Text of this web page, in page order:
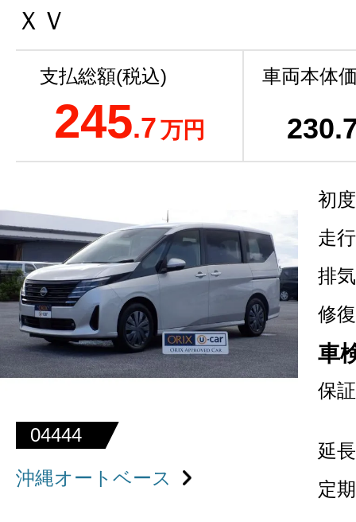
ＸＶ
支払総額(税込)
245.7万円
車両本体
230
04444
沖縄オートベース
初
走
排
修
車
保証
延
定